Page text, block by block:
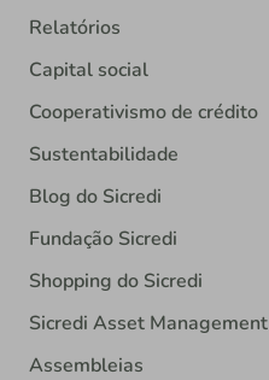
Relatórios
Capital social
Cooperativismo de crédito
Sustentabilidade
Blog do Sicredi
Fundação Sicredi
Shopping do Sicredi
Sicredi Asset Management
Assembleias